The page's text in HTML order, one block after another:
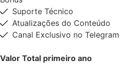
Suporte Técnico
Atualizações do Conteúdo
Canal Exclusivo no Telegram
Valor Total primeiro ano